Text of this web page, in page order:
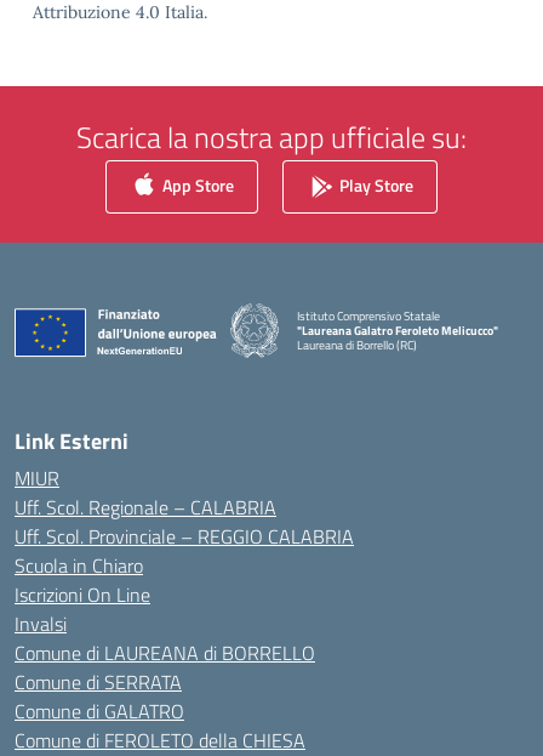
Attribuzione 4.0 Italia.
Scarica la nostra app ufficiale su:
App Store Play Store
Istituto Comprensivo Statale
"Laureana Galatro Feroleto Melicucco"
Laureana di Borrello (RC)
Link Esterni
MIUR
Uff. Scol. Regionale – CALABRIA
Uff. Scol. Provinciale – REGGIO CALABRIA
Scuola in Chiaro
Iscrizioni On Line
Invalsi
Comune di LAUREANA di BORRELLO
Comune di SERRATA
Comune di GALATRO
Comune di FEROLETO della CHIESA